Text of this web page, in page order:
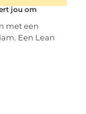
jou om
met een
Een Lean